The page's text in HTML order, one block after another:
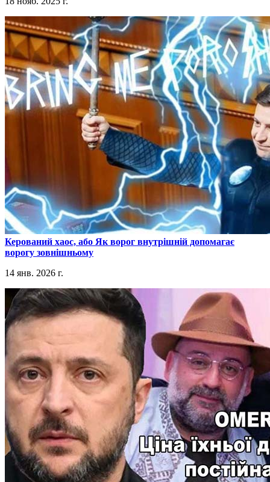
​Керований хаос, або Як ворог внутрішній допомагає
ворогу зовнішньому
14 янв. 2026 г.